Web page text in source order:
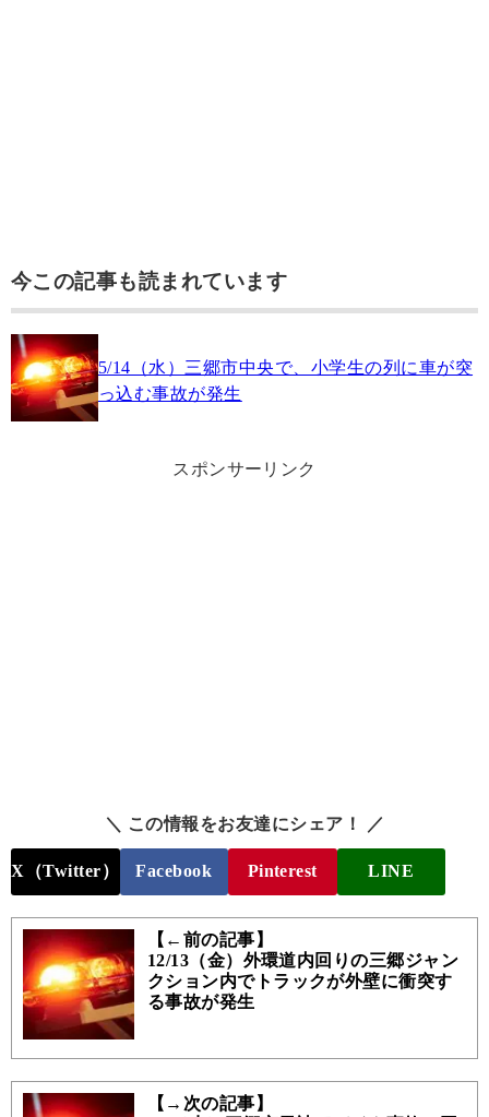
今この記事も読まれています
5/14（水）三郷市中央で、小学生の列に車が突
っ込む事故が発生
スポンサーリンク
＼ この情報をお友達にシェア！ ／
X（Twitter） Facebook Pinterest LINE
【←前の記事】
12/13（金）外環道内回りの三郷ジャン
クション内でトラックが外壁に衝突す
る事故が発生
【→次の記事】